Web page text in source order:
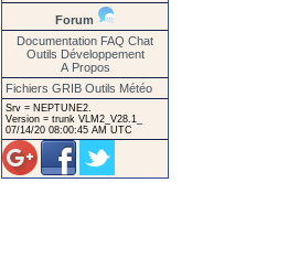
Forum
Documentation FAQ Chat
Outils Développement
A Propos
Fichiers GRIB Outils Météo
Srv = NEPTUNE2.
Version = trunk VLM2_V28.1_
07/14/20 08:00:45 AM UTC